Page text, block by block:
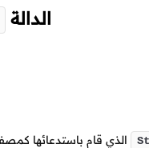
الدالة
الذي قام باستدعائها